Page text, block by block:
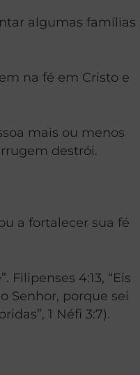
algumas famílias
na fé em Cristo e
mais ou menos
destrói.
a fortalecer sua fé
. Filipenses 4:13, “Eis
Senhor, porque sei
1 Néfi 3:7).